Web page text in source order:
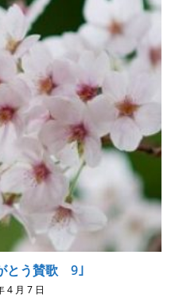
とう賛歌 9｣
4 月 7 日